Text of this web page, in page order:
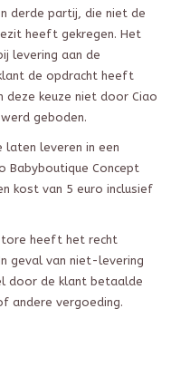
derde partij, die niet de
heeft gekregen. Het
levering aan de
de opdracht heeft
deze keuze niet door Ciao
werd geboden.
laten leveren in een
Babyboutique Concept
kost van 5 euro inclusief
heeft het recht
geval van niet-levering
door de klant betaalde
andere vergoeding.